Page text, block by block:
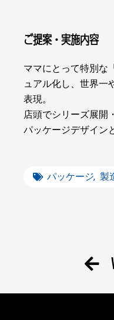
ご提案・実施内容
ママにとって特別な
ュアル化し、世界一
表現。
店頭でシリーズ展開
パッケージデザイン
パッケージ, 製